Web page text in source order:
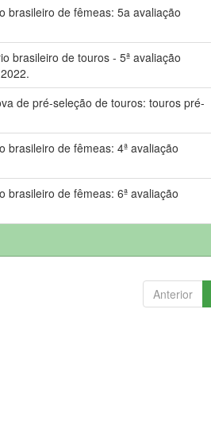
brasileiro de fêmeas: 5a avaliação
brasileiro de touros - 5ª avaliação
de pré-seleção de touros: touros pré-
brasileiro de fêmeas: 4ª avaliação
brasileiro de fêmeas: 6ª avaliação
Anterior